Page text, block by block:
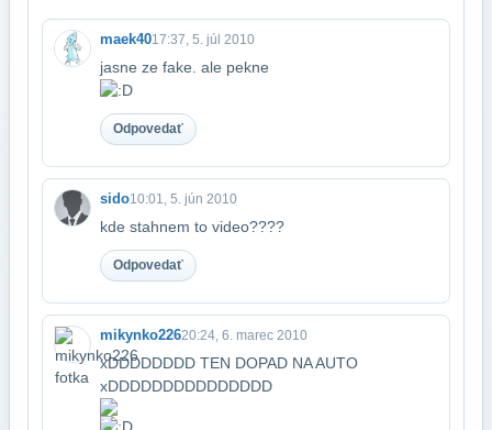
maek4017:37, 5. júl 2010
jasne ze fake. ale pekne
Odpovedať
sido10:01, 5. jún 2010
kde stahnem to video????
Odpovedať
mikynko22620:24, 6. marec 2010
xDDDDDDDD TEN DOPAD NA AUTO
xDDDDDDDDDDDDDDD